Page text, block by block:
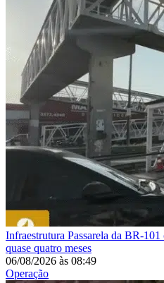
Infraestrutura Passarela da BR-
quase quatro meses
06/08/2026 às 08:49
Operação